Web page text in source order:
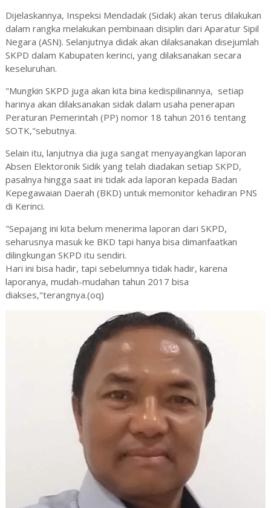
Dijelaskannya, Inspeksi Mendadak (Sidak) akan terus dilakukan
dalam rangka melakukan pembinaan disiplin dari Aparatur Sipil
Negara (ASN). Selanjutnya didak akan dilaksanakan disejumlah
SKPD dalam Kabupaten kerinci, yang dilaksanakan secara
keseluruhan.
"Mungkin SKPD juga akan kita bina kedispilinannya, setiap
harinya akan dilaksanakan sidak dalam usaha penerapan
Peraturan Pemerintah (PP) nomor 18 tahun 2016 tentang
SOTK,"sebutnya.
Selain itu, lanjutnya dia juga sangat menyayangkan laporan
Absen Elektoronik Sidik yang telah diadakan setiap SKPD,
pasalnya hingga saat ini tidak ada laporan kepada Badan
Kepegawaian Daerah (BKD) untuk memonitor kehadiran PNS
di Kerinci.
"Sepajang ini kita belum menerima laporan dari SKPD,
seharusnya masuk ke BKD tapi hanya bisa dimanfaatkan
dilingkungan SKPD itu sendiri.
Hari ini bisa hadir, tapi sebelumnya tidak hadir, karena
laporanya, mudah-mudahan tahun 2017 bisa
diakses,"terangnya.(oq)